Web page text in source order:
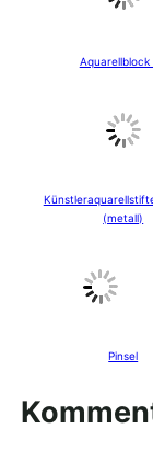
Aquarellblock
(metall)
Pinsel